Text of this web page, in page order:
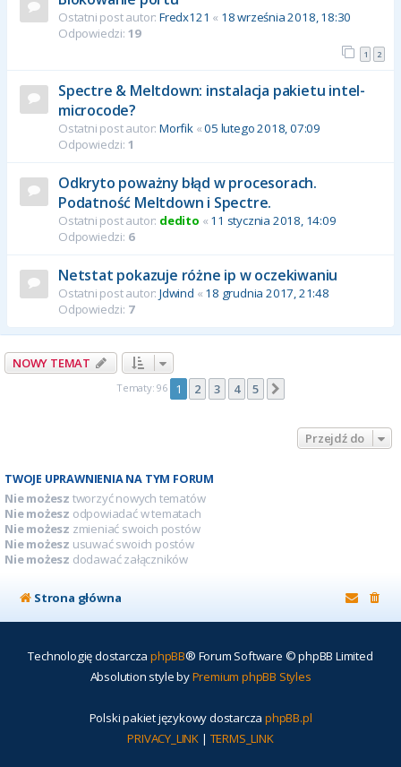
Ostatni post autor: Fredx121 « 18 września 2018, 18:30
Odpowiedzi: 19
1 2
Spectre & Meltdown: instalacja pakietu intel-
microcode?
Ostatni post autor: Morfik«05 lutego 2018, 07:09
Odpowiedzi: 1
Odkryto poważny błąd w procesorach.
Podatność Meltdown i Spectre.
Ostatni post autor: dedito « 11 stycznia 2018, 14:09
Odpowiedzi: 6
Netstat pokazuje różne ip w oczekiwaniu
Ostatni post autor: Jdwind « 18 grudnia 2017, 21:48
Odpowiedzi: 7
NOWY TEMAT
Tematy: 96 1 2 3 4 5
Przejdź do
TWOJE UPRAWNIENIA NA TYM FORUM
Nie możesz tworzyć nowych tematów
Nie możesz odpowiadać w tematach
Nie możesz zmieniać swoich postów
Nie możesz usuwać swoich postów
Nie możesz dodawać załączników
Strona główna
Technologię dostarcza phpBB® Forum Software © phpBB Limited
Absolution style byPremium phpBB Styles
Polski pakiet językowy dostarcza phpBB.pl
PRIVACY_LINK | TERMS_LINK